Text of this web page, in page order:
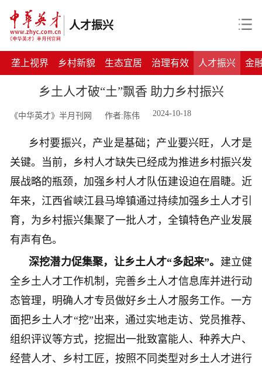
人才振兴
垄上视界 乡村新貌 生态宜居 治理有效 人才振兴 金
乡土人才破“土”飘香 助力乡村振兴
《中华英才》半月刊网 作者:陈伟 2024-10-18
乡村要振兴，产业是基础；产业要兴旺，人才是
关键。当前，乡村人才缺失已经成为推进乡村振兴发
展战略的瓶颈，加强乡村人才队伍建设迫在眉睫。 近
年来， 江西省峡江县马埠镇通过持续加强乡土人才引
育， 为乡村振兴集聚 了一批人才， 全镇特色产业发展
有声有色。
深挖潜力促集聚，让乡土人才“多起来”。 建立健
全乡土人才工作机制，完善乡土人才信息库并进行动
态管理，明确人才专员做好乡土人才服务工作。一方
面把乡土人才“挖”出来，通过实地走访、党员推荐、
组织评议等方式，挖掘出一批致富能人、种养大户、
经营人才、乡村工匠，按照不同类型对乡土人才进行